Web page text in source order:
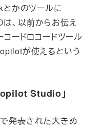
かのツールに
、以前からお伝え
ードロコードツール
が使えるという
Studio」
発表された大きめ